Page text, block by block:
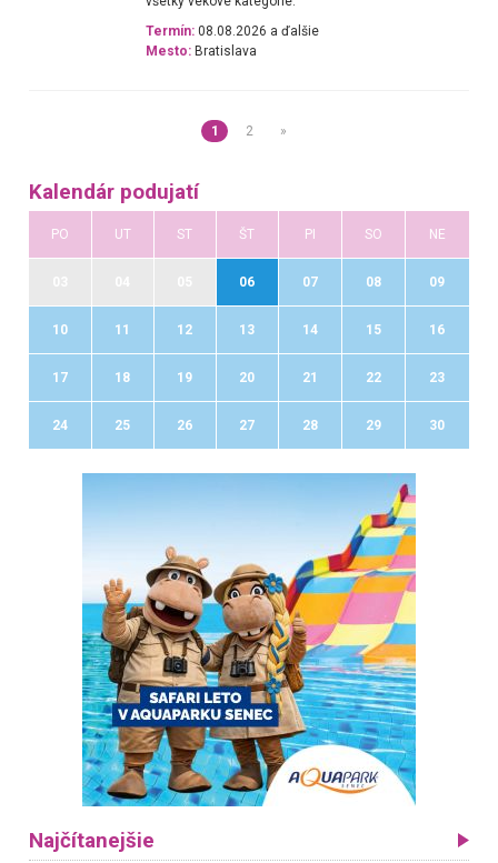
Termín: 08.08.2026 a ďalšie
Mesto: Bratislava
1 2 »
Kalendár podujatí
PO UT ST ŠT PI SO NE
06 07 08 09
10 11 12 13 14 15 16
17 18 19 20 21 22 23
24 25 26 27 28 29 30
Najčítanejšie